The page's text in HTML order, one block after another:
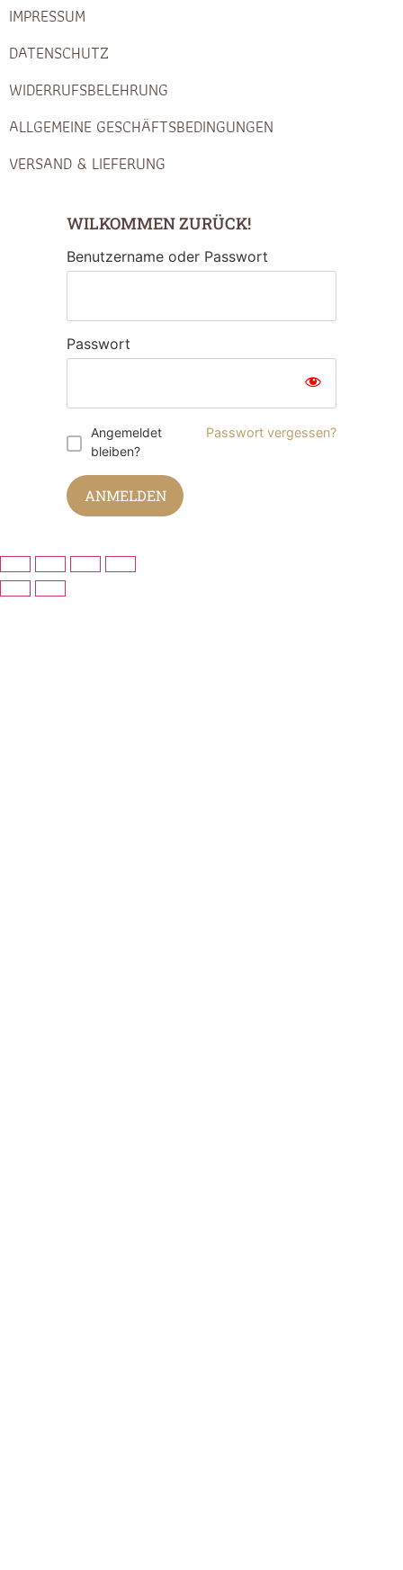
IMPRESSUM
DATENSCHUTZ
WIDERRUFSBELEHRUNG
ALLGEMEINE GESCHÄFTSBEDINGUNGEN
VERSAND & LIEFERUNG
WILKOMMEN ZURÜCK!
Benutzername oder Passwort
Passwort
Angemeldet
bleiben?
Passwort vergessen?
ANMELDEN